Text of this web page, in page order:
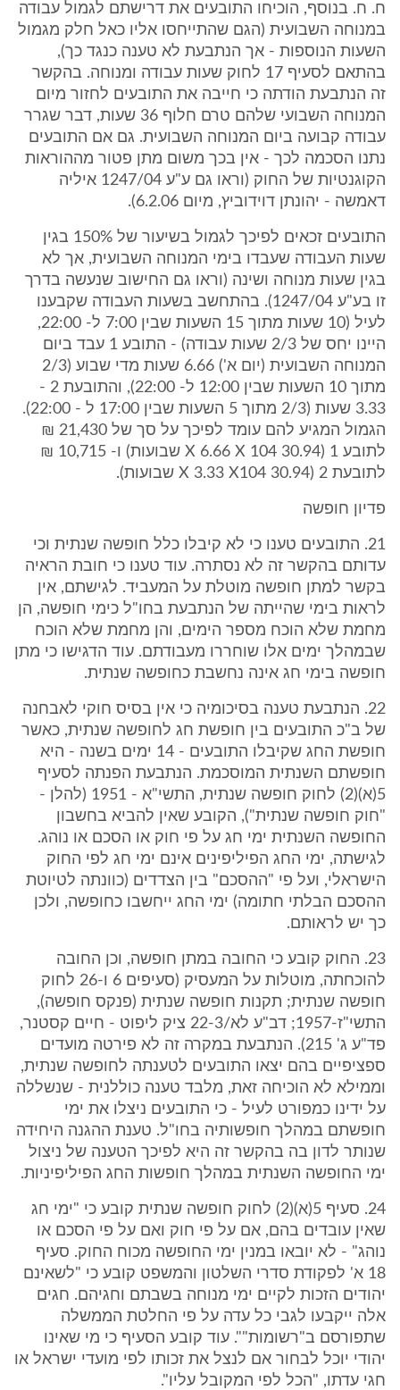
ח. ח. בנוסף, הוכיחו התובעים את דרישתם לגמול עבודה
במנוחה השבועית (הגם שהתייחסו אליו כאל חלק מגמול
השעות הנוספות - אך הנתבעת לא טענה כנגד כך),
בהתאם לסעיף 17 לחוק שעות עבודה ומנוחה. בהקשר
זה הנתבעת הודתה כי חייבה את התובעים לחזור מיום
המנוחה השבועי שלהם טרם חלוף 36 שעות, דבר שגרר
עבודה קבועה ביום המנוחה השבועית. גם אם התובעים
נתנו הסכמה לכך - אין בכך משום מתן פטור מההוראות
הקוגנטיות של החוק (וראו גם ע"ע 1247/04 איליה
דאמשה - יהונתן דוידוביץ, מיום 6.2.06).
התובעים זכאים לפיכך לגמול בשיעור של 150% בגין
שעות העבודה שעבדו בימי המנוחה השבועית, אך לא
בגין שעות מנוחה ושינה (וראו גם החישוב שנעשה בדרך
זו בע"ע 1247/04). בהתחשב בשעות העבודה שקבענו
לעיל (10 שעות מתוך 15 השעות שבין 7:00 ל- 22:00,
היינו יחס של 2/3 שעות עבודה) - התובע 1 עבד ביום
המנוחה השבועית (יום א') 6.66 שעות מדי שבוע (2/3
מתוך 10 השעות שבין 12:00 ל- 22:00), והתובעת 2 -
3.33 שעות (2/3 מתוך 5 השעות שבין 17:00 ל - 22:00).
הגמול המגיע להם עומד לפיכך על סך של 21,430 ₪
לתובע 1 (30.94 X 6.66 X 104 שבועות) ו- 10,715 ₪
לתובעת 2 (30.94 X 3.33 X104 שבועות).
פדיון חופשה
21. התובעים טענו כי לא קיבלו כלל חופשה שנתית וכי
עדותם בהקשר זה לא נסתרה. עוד טענו כי חובת הראיה
בקשר למתן חופשה מוטלת על המעביד. לגישתם, אין
לראות בימי שהייתה של הנתבעת בחו"ל כימי חופשה, הן
מחמת שלא הוכח מספר הימים, והן מחמת שלא הוכח
שבמהלך ימים אלו שוחררו מעבודתם. עוד הדגישו כי מתן
חופשה בימי חג אינה נחשבת כחופשה שנתית.
22. הנתבעת טענה בסיכומיה כי אין בסיס חוקי לאבחנה
של ב"כ התובעים בין חופשת חג לחופשה שנתית, כאשר
חופשת החג שקיבלו התובעים - 14 ימים בשנה - היא
חופשתם השנתית המוסכמת. הנתבעת הפנתה לסעיף
5(א)(2) לחוק חופשה שנתית, התשי"א - 1951 (להלן -
"חוק חופשה שנתית"), הקובע שאין להביא בחשבון
החופשה השנתית ימי חג על פי חוק או הסכם או נוהג.
לגישתה, ימי החג הפיליפינים אינם ימי חג לפי החוק
הישראלי, ועל פי "ההסכם" בין הצדדים (כוונתה לטיוטת
ההסכם הבלתי חתומה) ימי החג ייחשבו כחופשה, ולכן
כך יש לראותם.
23. החוק קובע כי החובה במתן חופשה, וכן החובה
להוכחתה, מוטלות על המעסיק (סעיפים 6 ו-26 לחוק
חופשה שנתית; תקנות חופשה שנתית (פנקס חופשה),
התשי"ז-1957; דב"ע לא/22-3 ציק ליפוט - חיים קסטנר,
פד"ע ג' 215). הנתבעת במקרה זה לא פירטה מועדים
ספציפיים בהם יצאו התובעים לטענתה לחופשה שנתית,
וממילא לא הוכיחה זאת, מלבד טענה כוללנית - שנשללה
על ידינו כמפורט לעיל - כי התובעים ניצלו את ימי
חופשתם במהלך חופשותיה בחו"ל. טענת ההגנה היחידה
שנותר לדון בה בהקשר זה היא לפיכך הטענה של ניצול
ימי החופשה השנתית במהלך חופשות החג הפיליפיניות.
24. סעיף 5(א)(2) לחוק חופשה שנתית קובע כי "ימי חג
שאין עובדים בהם, אם על פי חוק ואם על פי הסכם או
נוהג" - לא יובאו במנין ימי החופשה מכוח החוק. סעיף
18 א' לפקודת סדרי השלטון והמשפט קובע כי "לשאינם
יהודים הזכות לקיים ימי מנוחה בשבתם וחגיהם. חגים
אלה ייקבעו לגבי כל עדה על פי החלטת הממשלה
שתפורסם ב"רשומות"". עוד קובע הסעיף כי מי שאינו
יהודי יוכל לבחור אם לנצל את זכותו לפי מועדי ישראל או
חגי עדתו, "הכל לפי המקובל עליו".